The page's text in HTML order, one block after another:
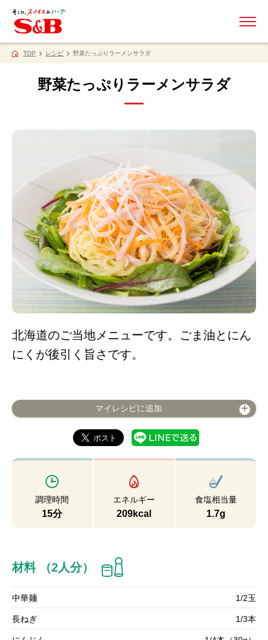
TOP レシピ 野菜たっぷりラーメンサラダ
野菜たっぷりラーメンサラダ
北海道のご当地メニューです。ごま油とにん
にくが後引く旨さです。
マイレシピに追加
調理時間
15分
エネルギー
209kcal
食塩相当量
1.7g
材料 （2人分）
中華麺 1/2玉
長ねぎ 1/3本